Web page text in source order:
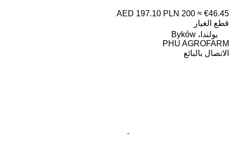
AED 197.10 PLN 200 ≈ €46.45
قطع الغيار
بولندا، Byków
PHU AGROFARM
الاتصال بالبائع